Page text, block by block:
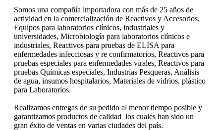
Somos una compañía importadora con más de 25 años de
actividad en la comercialización de Reactivos y Accesorios,
Equipos para laboratorios clínicos, industriales y
universidades, Microbiología para laboratorios clínicos e
industriales, Reactivos para pruebas de ELISA para
enfermedades infecciosas y re confirmatorios, Reactivos para
pruebas especiales para enfermedades virales, Reactivos para
pruebas Químicas especiales, Industrias Pesqueras, Análisis
de agua, insumos hospitalarios, Materiales de vidrios, plástico
para Laboratorios.
Realizamos entregas de su pedido al menor tiempo posible y
garantizamos productos de calidad los cuales han sido un
gran éxito de ventas en varias ciudades del país.